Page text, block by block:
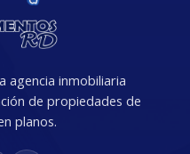
agencia inmobiliaria
de propiedades de
planos.